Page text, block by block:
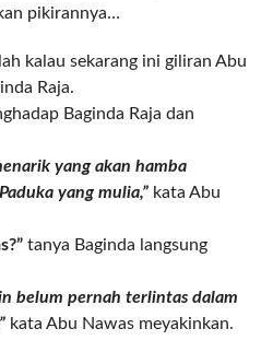
pikirannya…
kalau sekarang ini giliran Abu
Raja.
Baginda Raja dan
yang akan hamba
yang mulia,”kata Abu
tanya Baginda langsung
belum pernah terlintas dalam
kata Abu Nawas meyakinkan.